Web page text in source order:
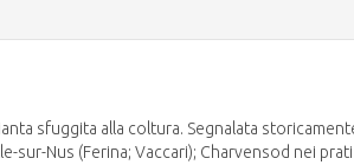
sfuggita alla coltura. Segnalata
sur-Nus (Ferina; Vaccari); Charvensod nei